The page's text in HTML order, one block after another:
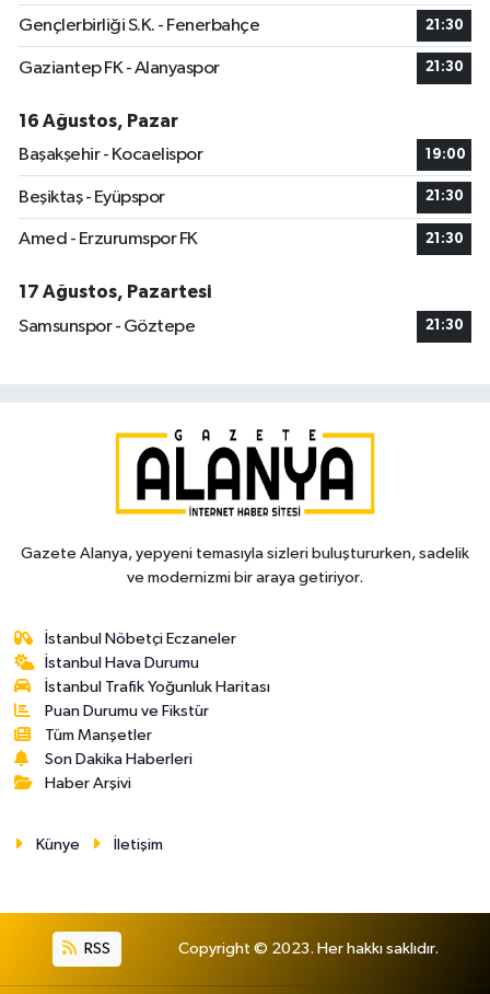
Gençlerbirliği S.K. - Fenerbahçe 21:30
Gaziantep FK - Alanyaspor 21:30
16 Ağustos, Pazar
Başakşehir - Kocaelispor
19:00
Beşiktaş - Eyüpspor 21:30
Amed - Erzurumspor FK 21:30
17 Ağustos, Pazartesi
Samsunspor - Göztepe
21:30
Gazete Alanya, yepyeni temasıyla sizleri buluştururken, sadelik
ve modernizmi bir araya getiriyor.
İstanbul Nöbetçi Eczaneler
İstanbul Hava Durumu
İstanbul Trafik Yoğunluk Haritası
Puan Durumu ve Fikstür
Tüm Manşetler
Son Dakika Haberleri
Haber Arşivi
Künye İletişim
RSS Copyright © 2023. Her hakkı saklıdır.